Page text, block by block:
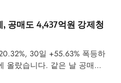
공매도 4,437억원 강제청
30일 +55.63% 폭등하
올랐습니다. 같은 날 공매도
산됐습니다.